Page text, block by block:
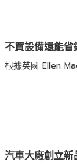
不買設備還能
根據英國 Ellen
汽車大廠創立